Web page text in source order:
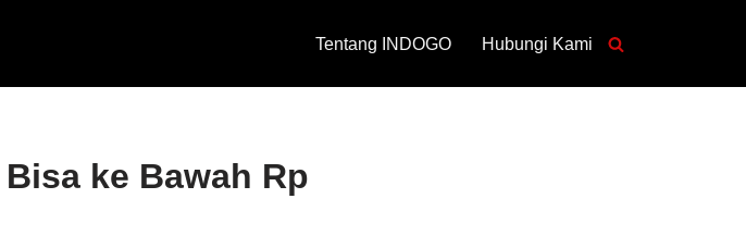
Tentang INDOGO Hubungi Kami
ke Bawah Rp